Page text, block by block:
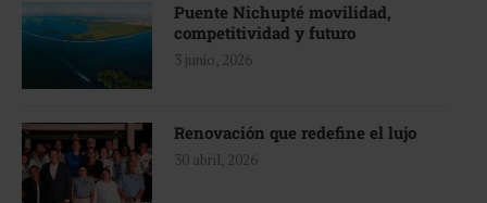
Puente Nichupté movilidad,
competitividad y futuro
3 junio, 2026
Renovación que redefine el lujo
30 abril, 2026